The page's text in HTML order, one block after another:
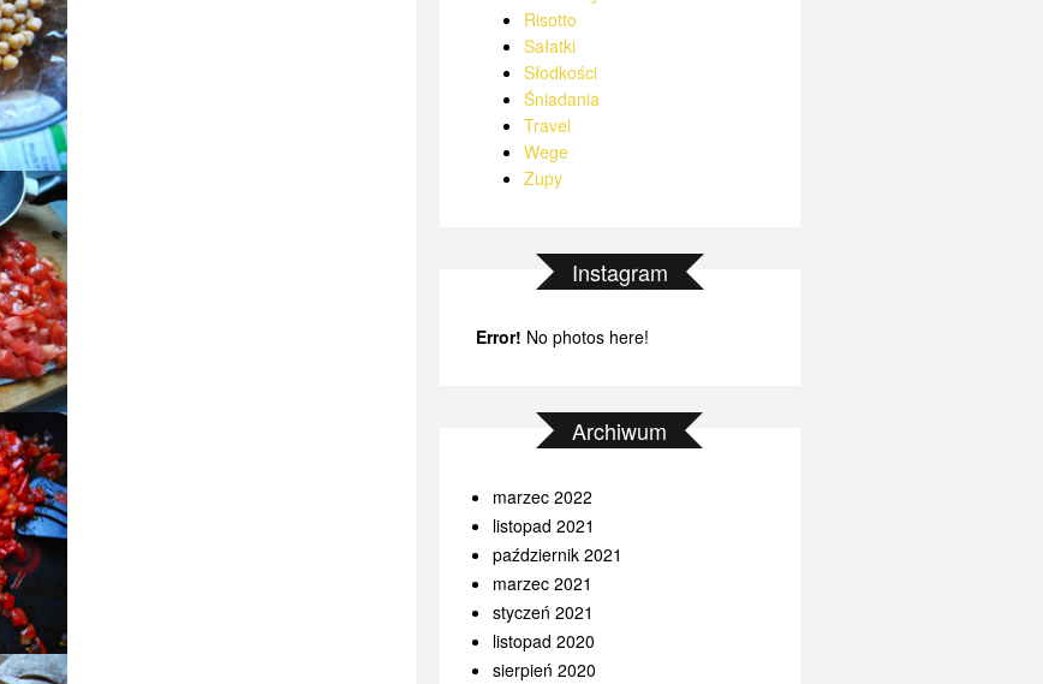
Risotto
Sałatki
Słodkości
Śniadania
Travel
Wege
Zupy
Instagram
Error! No photos here!
Archiwum
marzec 2022
listopad 2021
październik 2021
marzec 2021
styczeń 2021
listopad 2020
sierpień 2020